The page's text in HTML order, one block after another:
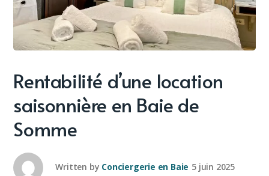
Rentabilité d’une location
saisonnière en Baie de
Somme
Written by Conciergerie en Baie 5 juin 2025